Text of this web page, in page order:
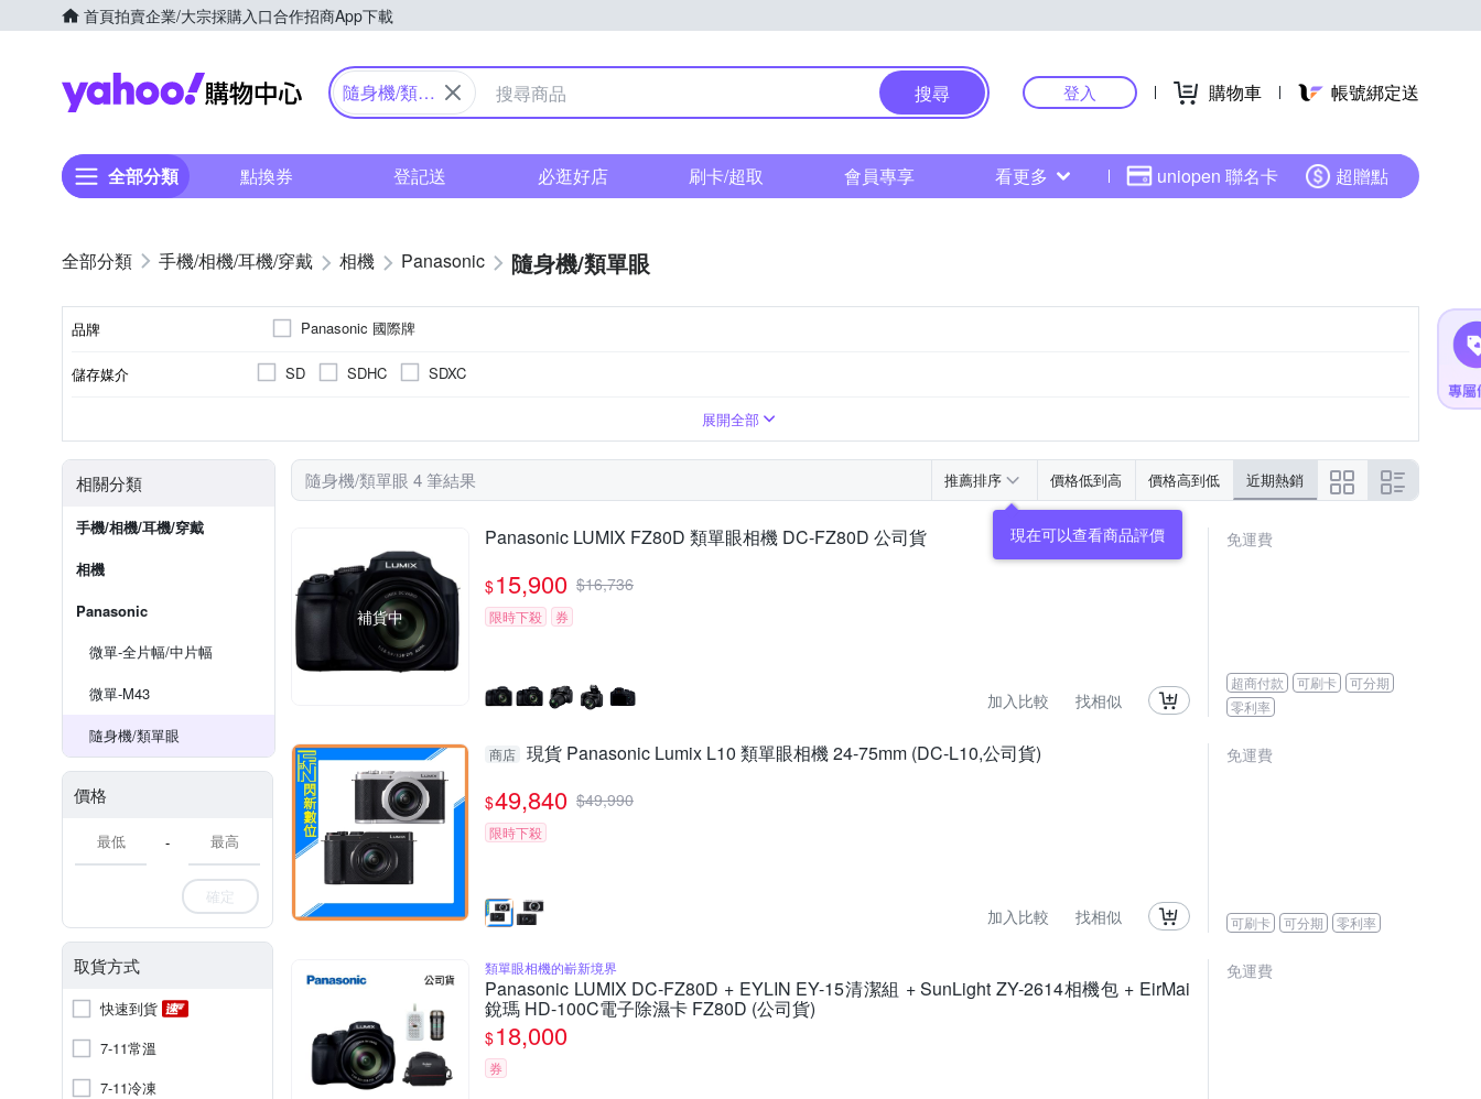
首頁拍賣企業/大宗採購入口合作招商App下載
Yahoo購物中心
隨身機/類單
搜尋 登入 購物車 帳號綁定送
全部分類 點換券 登記送 必逛好店 刷卡/超取 會員專享 看更多 uniopen 聯名卡 超贈點
手機/相機/耳機/穿戴 相機 Panasonic 隨身機/類單眼
品牌 Panasonic 國際牌
儲存媒介 SD SDHC SDXC
展開全部
相關分類
手機/相機/耳機/穿戴
相機
Panasonic
微單-全片幅/中片幅
微單-M43
隨身機/類單眼
價格
-
確定
取貨方式
快速到貨
7-11常溫
7-11冷凍
隨身機/類單眼 4 筆結果 推薦排序 價格低到高 價格高到低 近期熱銷
現在可以查看商品評價
補貨中
Panasonic LUMIX FZ80D 類單眼相機 DC-FZ80D 公司貨
$15,900 $16,736
限時下殺 券
加入比較 找相似
免運費
超商付款 可刷卡
可分期
零利率
商店 現貨 Panasonic Lumix L10 類單眼相機 24-75mm (DC-L10,公司貨)
$49,840 $49,990
限時下殺
加入比較 找相似
免運費
可刷卡 可分期 零利率
類單眼相機的嶄新境界
Panasonic LUMIX DC-FZ80D + EYLIN EY-15清潔組 + SunLight ZY-2614相機包 + EirMai
銳瑪 HD-100C電子除濕卡 FZ80D (公司貨)
$18,000
券
免運費